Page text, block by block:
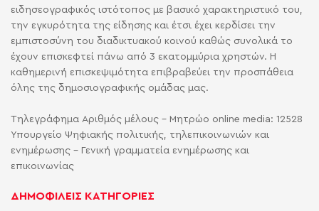
ειδησεογραφικός ιστότοπος με βασικό χαρακτηριστικό του,
την εγκυρότητα της είδησης και έτσι έχει κερδίσει την
εμπιστοσύνη του διαδικτυακού κοινού καθώς συνολικά το
έχουν επισκεφτεί πάνω από 3 εκατομμύρια χρηστών. Η
καθημερινή επισκεψιμότητα επιβραβεύει την προσπάθεια
όλης της δημοσιογραφικής ομάδας μας.
Τηλεγράφημα Αριθμός μέλους - Μητρώο online media: 12528
Υπουργείο Ψηφιακής πολιτικής, τηλεπικοινωνιών και
ενημέρωσης - Γενική γραμματεία ενημέρωσης και
επικοινωνίας
ΔΗΜΟΦΙΛΕΙΣ ΚΑΤΗΓΟΡΙΕΣ